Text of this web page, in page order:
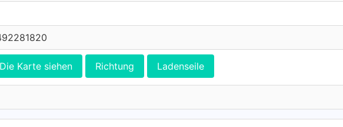
Die Karte siehen Richtung Ladenseile